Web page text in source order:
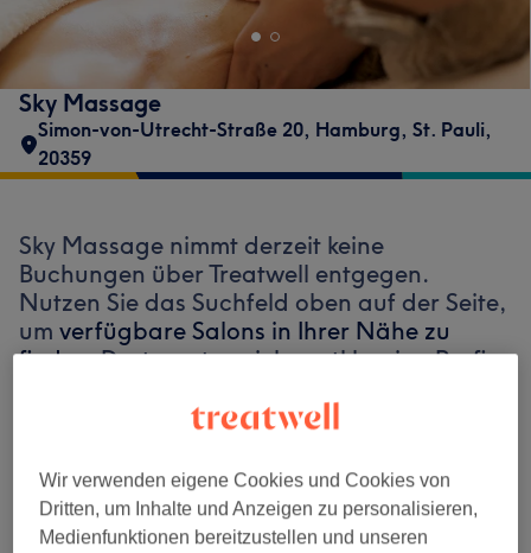
Sky Massage
Simon-von-Utrecht-Straße 20, Hamburg, St. Pauli,
20359
Sky Massage nimmt derzeit keine
Buchungen über Treatwell entgegen.
Nutzen Sie das Suchfeld oben auf der Seite,
um verfügbare Salons in Ihrer Nähe zu
finden. Dort warten viele erstklassige Profis
Finde die besten Salons in deiner Nähe
Wir verwenden eigene Cookies und Cookies von
Dritten, um Inhalte und Anzeigen zu personalisieren,
Medienfunktionen bereitzustellen und unseren